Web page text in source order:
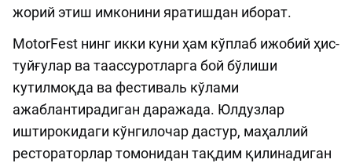
жорий этиш имконини яратишдан иборат.
MotorFest нинг икки куни ҳам кўплаб ижобий ҳис-
туйғулар ва таассуротларга бой бўлиши
кутилмоқда ва фестиваль кўлами
ажаблантирадиган даражада. Юлдузлар
иштирокидаги кўнгилочар дастур, маҳаллий
рестораторлар томонидан тақдим қилинадиган